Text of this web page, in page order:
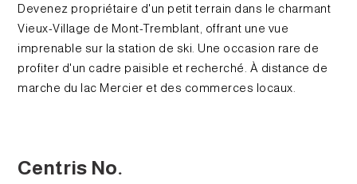
Devenez propriétaire d'un petit terrain dans le charmant
Vieux-Village de Mont-Tremblant, offrant une vue
imprenable sur la station de ski. Une occasion rare de
profiter d'un cadre paisible et recherché. À distance de
marche du lac Mercier et des commerces locaux.
Centris No.